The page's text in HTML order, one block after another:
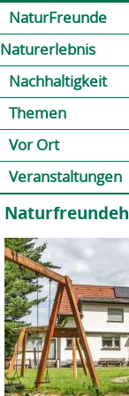
NaturFreunde
Naturerlebnis
Nachhaltigkeit
Themen
Vor Ort
Veranstaltungen